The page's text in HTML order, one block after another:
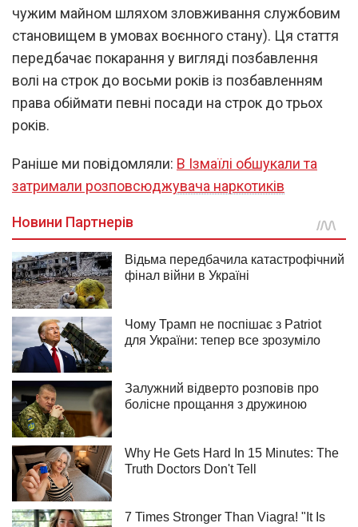
чужим майном шляхом зловживання службовим
становищем в умовах воєнного стану). Ця стаття
передбачає покарання у вигляді позбавлення
волі на строк до восьми років із позбавленням
права обіймати певні посади на строк до трьох
років.
Раніше ми повідомляли: В Ізмаїлі обшукали та
затримали розповсюджувача наркотиків